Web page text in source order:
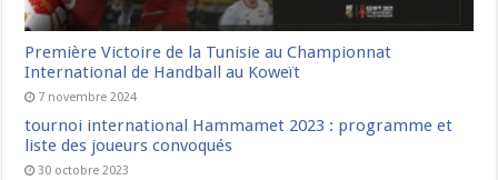
Première Victoire de la Tunisie au Championnat
International de Handball au Koweït
7 novembre 2024
tournoi international Hammamet 2023 : programme et
liste des joueurs convoqués
30 octobre 2023